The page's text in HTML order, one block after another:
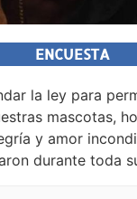
ENCUESTA
la ley para
mascotas,
y amor
durante toda